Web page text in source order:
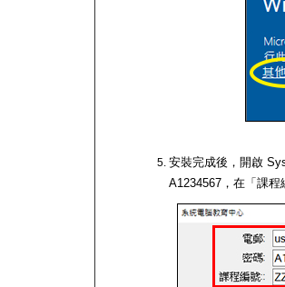
安裝完成後，開啟
A1234567，在「課